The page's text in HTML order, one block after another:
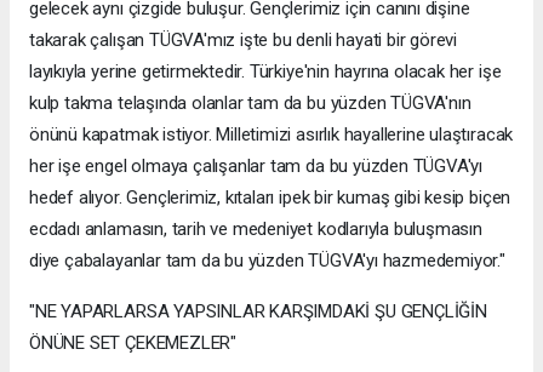
gelecek aynı çizgide buluşur. Gençlerimiz için canını dişine
takarak çalışan TÜGVA'mız işte bu denli hayati bir görevi
layıkıyla yerine getirmektedir. Türkiye'nin hayrına olacak her işe
kulp takma telaşında olanlar tam da bu yüzden TÜGVA'nın
önünü kapatmak istiyor. Milletimizi asırlık hayallerine ulaştıracak
her işe engel olmaya çalışanlar tam da bu yüzden TÜGVA'yı
hedef alıyor. Gençlerimiz, kıtaları ipek bir kumaş gibi kesip biçen
ecdadı anlamasın, tarih ve medeniyet kodlarıyla buluşmasın
diye çabalayanlar tam da bu yüzden TÜGVA'yı hazmedemiyor."
"NE YAPARLARSA YAPSINLAR KARŞIMDAKİ ŞU GENÇLİĞİN
ÖNÜNE SET ÇEKEMEZLER"